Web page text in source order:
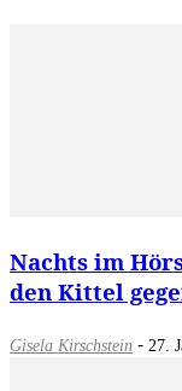
Nachts im
den Kittel
Gisela Kirschstein - 27.